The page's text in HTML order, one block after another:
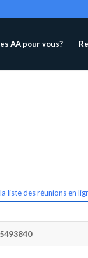
AA pour vous?
liste des réunions en